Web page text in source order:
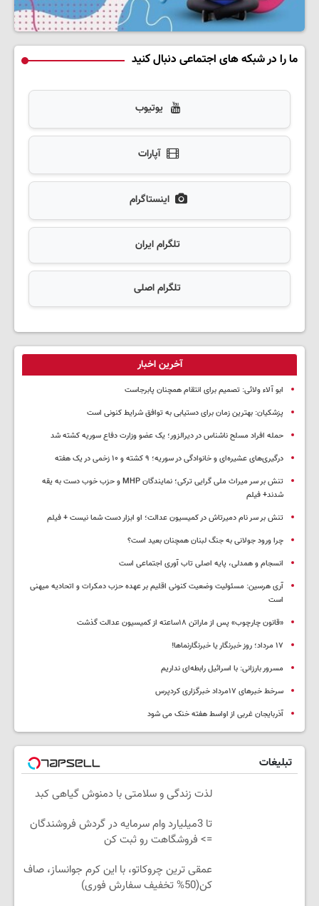
ما را در شبکه های اجتماعی دنبال کنید
یوتیوب
آپارات
اینستاگرام
تلگرام ایران
تلگرام اصلی
آخرین اخبار
ابو آلاء ولائی: تصمیم برای انتقام همچنان پابرجاست
پزشکیان‌: بهترین زمان برای دستیابی به توافق شرایط کنونی است
حمله افراد مسلح ناشناس در دیرالزور؛ یک عضو وزارت دفاع سوریه کشته شد
درگیری‌های عشیره‌ای و خانوادگی در سوریه؛ ۹ کشته و ۱۰ زخمی در یک هفته
تنش بر سر میراث ملی گرایی ترکی؛ نمایندگان MHP و حزب خوب دست به یقه
شدند+ فیلم
تنش بر سر نام دمیرتاش در کمیسیون عدالت؛ او ابزار دست شما نیست + فیلم
چرا ورود جولانی به جنگ لبنان همچنان بعید است؟
انسجام و همدلی، پایه اصلی تاب آوری اجتماعی است
آری هرسین: مسئولیت وضعیت کنونی اقلیم بر عهده حزب دمکرات و اتحادیه میهنی
است
«قانون چارچوب» پس از ماراتن ۱۸ساعته از کمیسیون عدالت گذشت
١٧ مرداد؛ روز خبرنگار یا خبرنگارنماها!
مسرور بارزانی: با اسرائیل رابطه‌ای نداریم
سرخط خبرهای ۱۷مرداد خبرگزاری کردپرس
آذربایجان غربی از اواسط هفته خنک می شود
تبلیغات
لذت زندگی و سلامتی با دمنوش گیاهی کبد
تا 3میلیارد وام سرمایه در گردش فروشندگان
=> فروشگاهت رو ثبت کن
عمقی ترین چروکاتو، با این کرم جوانساز، صاف
کن(50% تخفیف سفارش فوری)